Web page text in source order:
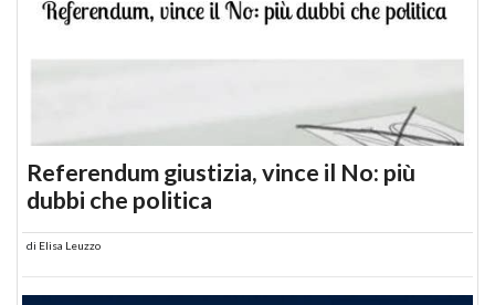
Referendum giustizia, vince il No: più
dubbi che politica
di Elisa Leuzzo